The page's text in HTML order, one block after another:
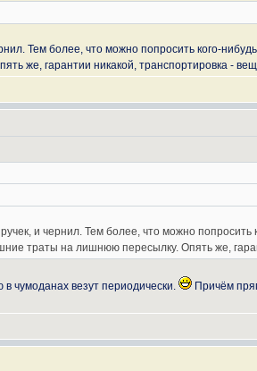
Тем более, что можно попросить кого-
же, гарантии никакой, транспортировка -
и чернил. Тем более, что можно
траты на лишнюю пересылку. Опять же,
чумоданах везут периодически.
Причём